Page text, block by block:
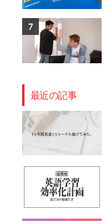
最近の記事